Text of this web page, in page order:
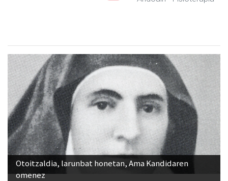
Otoitzaldia, larunbat honetan, Ama Kandidaren
omenez